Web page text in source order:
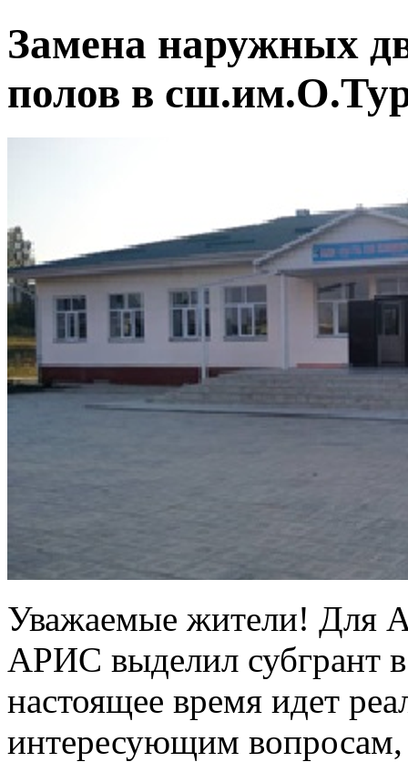
Замена наружных
полов в
Уважаемые жители! Для
АРИС выделил субгрант
настоящее время идет
интересующим